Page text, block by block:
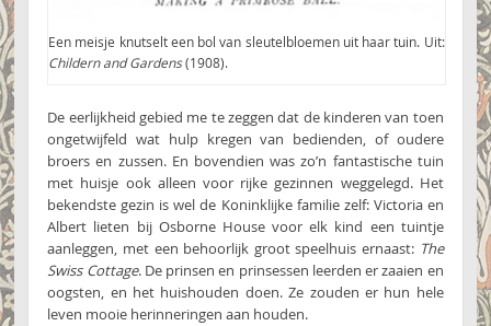
Een meisje knutselt een bol van sleutelbloemen uit haar tuin. Uit:
Childern and Gardens(1908).
De eerlijkheid gebied me te zeggen dat de kinderen van toen
ongetwijfeld wat hulp kregen van bedienden, of oudere
broers en zussen. En bovendien was zo’n fantastische tuin
met huisje ook alleen voor rijke gezinnen weggelegd. Het
bekendste gezin is wel de Koninklijke familie zelf: Victoria en
Albert lieten bij Osborne House voor elk kind een tuintje
aanleggen, met een behoorlijk groot speelhuis ernaast: The
Swiss Cottage. De prinsen en prinsessen leerden er zaaien en
oogsten, en het huishouden doen. Ze zouden er hun hele
leven mooie herinneringen aan houden.